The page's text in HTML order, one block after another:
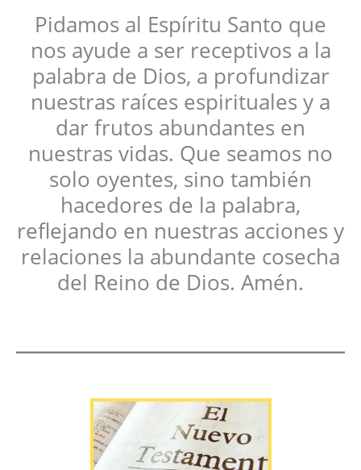
Pidamos al Espíritu Santo que
nos ayude a ser receptivos a la
palabra de Dios, a profundizar
nuestras raíces espirituales y a
dar frutos abundantes en
nuestras vidas. Que seamos no
solo oyentes, sino también
hacedores de la palabra,
reflejando en nuestras acciones y
relaciones la abundante cosecha
del Reino de Dios. Amén.